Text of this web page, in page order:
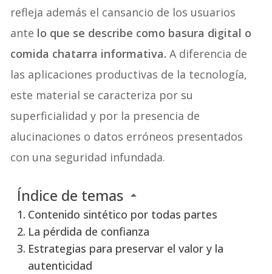
refleja además el cansancio de los usuarios
ante lo que se describe como basura digital o
comida chatarra informativa.A diferencia de
las aplicaciones productivas de la tecnología,
este material se caracteriza por su
superficialidad y por la presencia de
alucinaciones o datos erróneos presentados
con una seguridad infundada.
Índice de temas
Contenido sintético por todas partes
La pérdida de confianza
Estrategias para preservar el valor y la
autenticidad